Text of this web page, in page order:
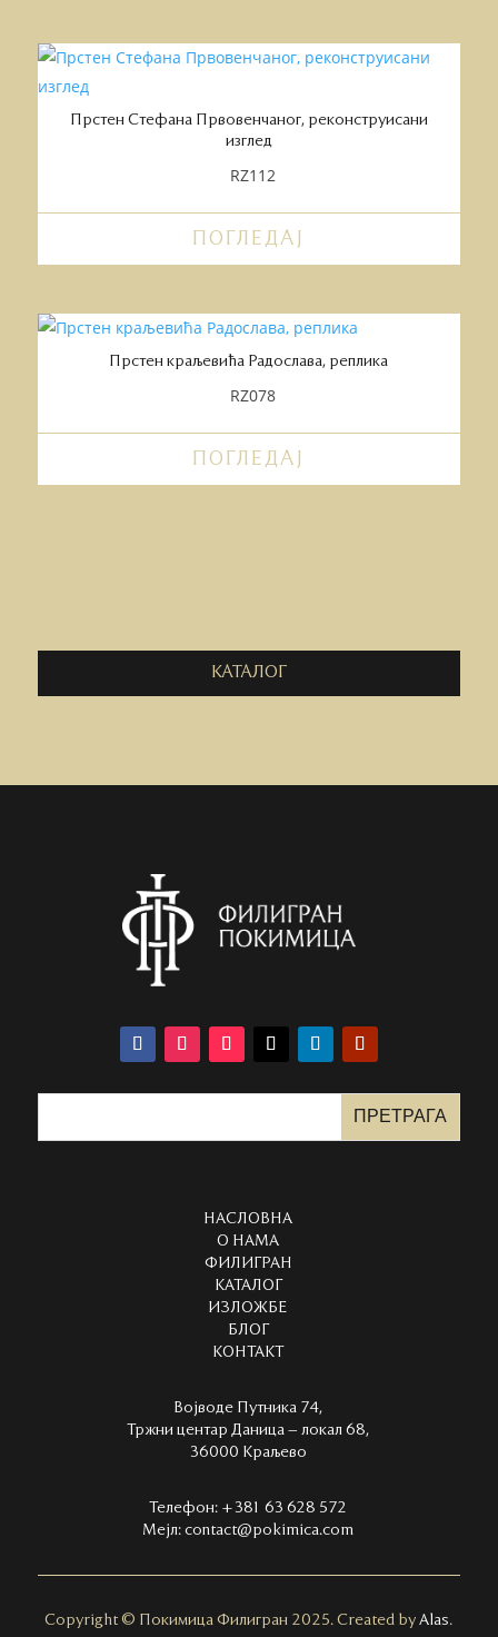
Прстен Стефана Првовенчаног, реконструисани
изглед
RZ112
ПОГЛЕДАЈ
Прстен краљевића Радослава, реплика
RZ078
ПОГЛЕДАЈ
КАТАЛОГ
НАСЛОВНА
О НАМА
ФИЛИГРАН
КАТАЛОГ
ИЗЛОЖБЕ
БЛОГ
КОНТАКТ
Војводе Путника 74,
Тржни центар Даница – локал 68,
36000 Краљево
Телефон: +381 63 628 572
Мејл:contact@pokimica.com
Copyright © Покимица Филигран 2025. Created by Alas.